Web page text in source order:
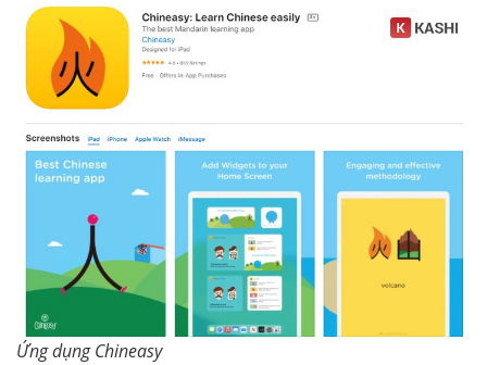
Ứng dụng Chineasy